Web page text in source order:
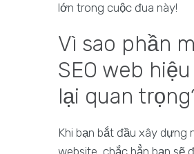
lớn trong cuộc đua này!
Vì sao phần
SEO web
lại quan
Khi bạn bắt đầu xây dựng
website, chắc hẳn bạn sẽ